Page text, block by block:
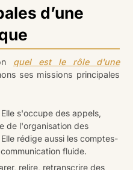
d’une
quel est le rôle d'une
ses missions principales
Elle s'occupe des appels,
de l'organisation des
rédige aussi les comptes-
fluide.
relire, retranscrire des